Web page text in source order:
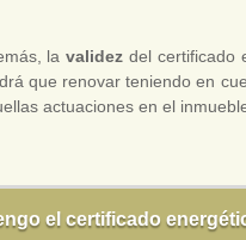
lavalidez del certificado
que renovar teniendo en
actuaciones en el
el certificado